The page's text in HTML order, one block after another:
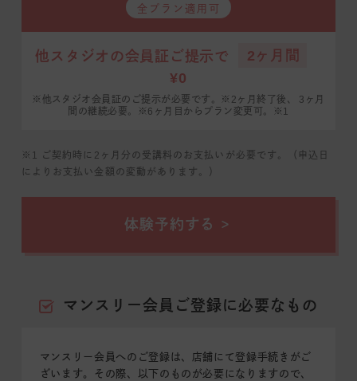
全プラン適用可
他スタジオの会員証ご提示で
2ヶ月間
¥0
※他スタジオ会員証のご提示が必要です。※2ヶ月終了後、
3ヶ月
間の継続必要。※6ヶ月目からプラン変更可。※1
※1 ご契約時に2ヶ月分の受講料のお支払いが必要です。（申込日
によりお支払い金額の変動があります。）
体験予約する
マンスリー会員ご登録に必要なもの
マンスリー会員へのご登録は、店舗にて登録手続きがご
ざいます。その際、以下のものが必要になりますので、